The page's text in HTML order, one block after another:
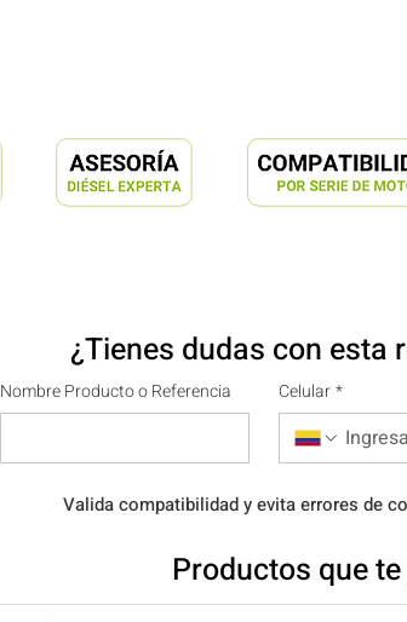
¿Tienes dudas con esta
Nombre Producto o Referencia Celular *
Valida compatibilidad y evita errores de
Productos que